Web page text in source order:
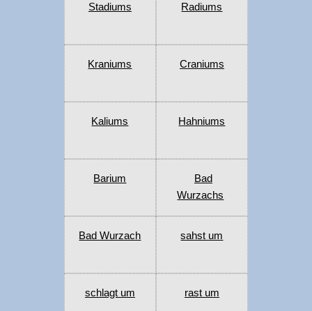
Stadiums Radiums
Kraniums Craniums
Kaliums Hahniums
Barium
Bad
Wurzachs
Bad Wurzach sahst um
schlagt um rast um